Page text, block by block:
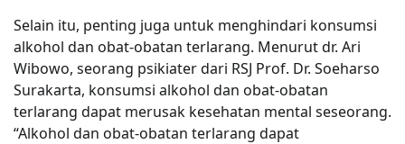
Selain itu, penting juga untuk menghindari konsumsi
alkohol dan obat-obatan terlarang. Menurut dr. Ari
Wibowo, seorang psikiater dari RSJ Prof. Dr. Soeharso
Surakarta, konsumsi alkohol dan obat-obatan
terlarang dapat merusak kesehatan mental seseorang.
“Alkohol dan obat-obatan terlarang dapat